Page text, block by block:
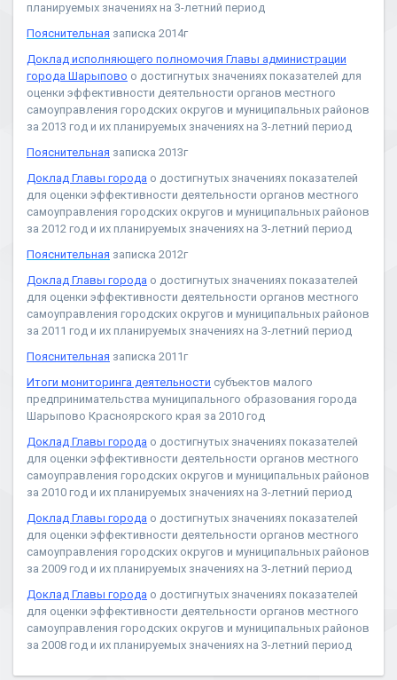
планируемых значениях на 3-летний период
Пояснительная записка 2014г
Доклад исполняющего полномочия Главы администрации
города Шарыпово о достигнутых значениях показателей для
оценки эффективности деятельности органов местного
самоуправления городских округов и муниципальных районов
за 2013 год и их планируемых значениях на 3-летний период
Пояснительная записка 2013г
Доклад Главы города о достигнутых значениях показателей
для оценки эффективности деятельности органов местного
самоуправления городских округов и муниципальных районов
за 2012 год и их планируемых значениях на 3-летний период
Пояснительная записка 2012г
Доклад Главы города о достигнутых значениях показателей
для оценки эффективности деятельности органов местного
самоуправления городских округов и муниципальных районов
за 2011 год и их планируемых значениях на 3-летний период
Пояснительная записка 2011г
Итоги мониторинга деятельности субъектов малого
предпринимательства муниципального образования города
Шарыпово Красноярского края за 2010 год
Доклад Главы города о достигнутых значениях показателей
для оценки эффективности деятельности органов местного
самоуправления городских округов и муниципальных районов
за 2010 год и их планируемых значениях на 3-летний период
Доклад Главы города о достигнутых значениях показателей
для оценки эффективности деятельности органов местного
самоуправления городских округов и муниципальных районов
за 2009 год и их планируемых значениях на 3-летний период
Доклад Главы города о достигнутых значениях показателей
для оценки эффективности деятельности органов местного
самоуправления городских округов и муниципальных районов
за 2008 год и их планируемых значениях на 3-летний период